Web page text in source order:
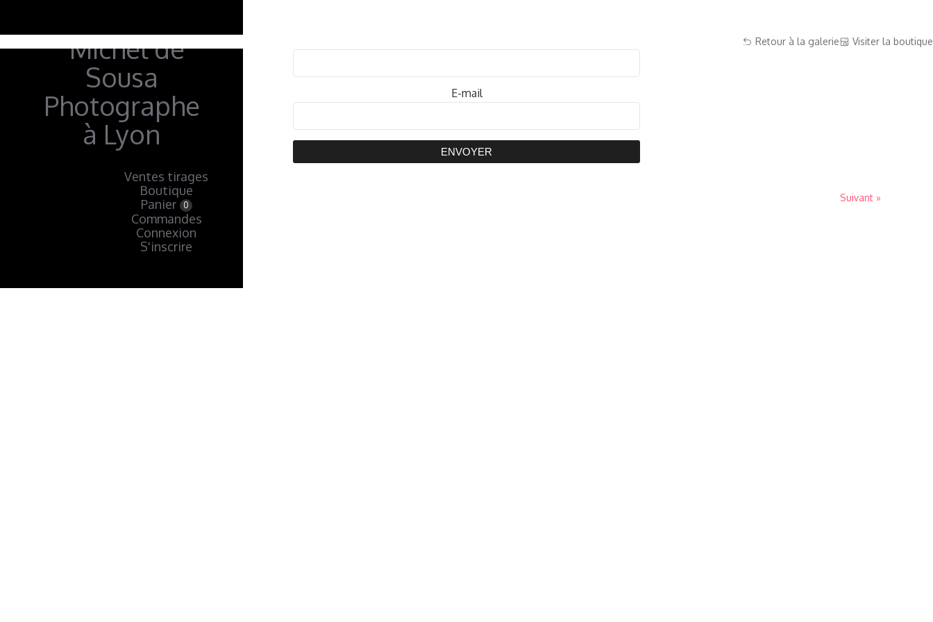
Ventes tirages
Boutique
Panier
0
Commandes
Connexion
S'inscrire
Retour à la galerie Visiter la boutique
E-mail
ENVOYER
Suivant »